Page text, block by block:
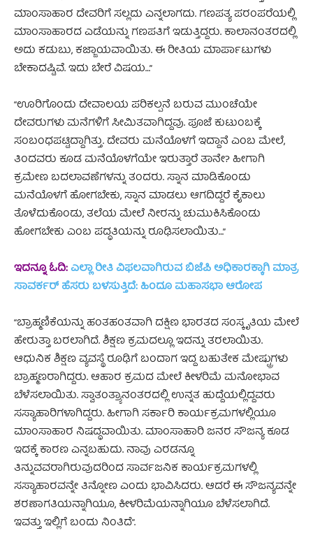
ಮಾಂಸಾಹಾರ ದೇವರಿಗೆ ಸಲ್ಲದು ಎನ್ನಲಾಗದು. ಗಣಪತ್ಯ ಪರಂಪರೆಯಲ್ಲಿ
ಮಾಂಸಾಹಾರದ ಎಡೆಯನ್ನು ಗಣಪತಿಗೆ ಇಡುತ್ತಿದ್ದರು. ಕಾಲಾನಂತರದಲ್ಲಿ
ಅದು ಕಡುಬು, ಕಜ್ಜಾಯವಾಯಿತು. ಈ ರೀತಿಯ ಮಾರ್ಪಾಟುಗಳು
ಬೇಕಾದಷ್ಟಿವೆ. ಇದು ಬೇರೆ ವಿಷಯ…”
“ಊರಿಗೊಂದು ದೇವಾಲಯ ಪರಿಕಲ್ಪನೆ ಬರುವ ಮುಂಚೆಯೇ
ದೇವರುಗಳು ಮನೆಗಳಿಗೆ ಸೀಮಿತವಾಗಿದ್ದವು. ಪೂಜೆ ಕುಟುಂಬಕ್ಕೆ
ಸಂಬಂಧಪಟ್ಟಿದ್ದಾಗಿತ್ತು. ದೇವರು ಮನೆಯೊಳಗೆ ಇದ್ದಾನೆ ಎಂಬ ಮೇಲೆ,
ತಿಂದವರು ಕೂಡ ಮನೆಯೊಳಗೆಯೇ ಇರುತ್ತಾರೆ ತಾನೇ? ಹೀಗಾಗಿ
ಕ್ರಮೇಣ ಬದಲಾವಣೆಗಳನ್ನು ತಂದರು. ಸ್ನಾನ ಮಾಡಿಕೊಂಡು
ಮನೆಯೊಳಗೆ ಹೋಗಬೇಕು, ಸ್ನಾನ ಮಾಡಲು ಆಗದಿದ್ದರೆ ಕೈಕಾಲು
ತೊಳೆದುಕೊಂಡು, ತಲೆಯ ಮೇಲೆ ನೀರನ್ನು ಚುಮುಕಿಸಿಕೊಂಡು
ಹೋಗಬೇಕು ಎಂಬ ಪದ್ಧತಿಯನ್ನು ರೂಢಿಸಲಾಯಿತು…”
ಇದನ್ನೂ ಓದಿ:ಎಲ್ಲಾ ರೀತಿ ವಿಫಲವಾಗಿರುವ ಬಿಜೆಪಿ ಅಧಿಕಾರಕ್ಕಾಗಿ ಮಾತ್ರ
ಸಾವರ್ಕರ್ ಹೆಸರು ಬಳಸುತ್ತಿದೆ: ಹಿಂದೂ ಮಹಾಸಭಾ ಆರೋಪ
“ಬ್ರಾಹ್ಮಣಿಕೆಯನ್ನು ಹಂತಹಂತವಾಗಿ ದಕ್ಷಿಣ ಭಾರತದ ಸಂಸ್ಕೃತಿಯ ಮೇಲೆ
ಹೇರುತ್ತಾ ಬರಲಾಗಿದೆ. ಶಿಕ್ಷಣ ಕ್ರಮದಲ್ಲೂ ಇದನ್ನು ತರಲಾಯಿತು.
ಆಧುನಿಕ ಶಿಕ್ಷಣ ವ್ಯವಸ್ಥೆ ರೂಢಿಗೆ ಬಂದಾಗ ಇದ್ದ ಬಹುತೇಕ ಮೇಷ್ಟ್ರುಗಳು
ಬ್ರಾಹ್ಮಣರಾಗಿದ್ದರು. ಆಹಾರ ಕ್ರಮದ ಮೇಲೆ ಕೀಳರಿಮೆ ಮನೋಭಾವ
ಬೆಳೆಸಲಾಯಿತು. ಸ್ವಾತಂತ್ರ್ಯಾನಂತರದಲ್ಲಿ ಉನ್ನತ ಹುದ್ದೆಯಲ್ಲಿದ್ದವರು
ಸಸ್ಯಾಹಾರಿಗಳಾಗಿದ್ದರು. ಹೀಗಾಗಿ ಸರ್ಕಾರಿ ಕಾರ್ಯಕ್ರಮಗಳಲ್ಲಿಯೂ
ಮಾಂಸಾಹಾರ ನಿಷದ್ಧವಾಯಿತು. ಮಾಂಸಾಹಾರಿ ಜನರ ಸೌಜನ್ಯ ಕೂಡ
ಇದಕ್ಕೆ ಕಾರಣ ಎನ್ನಬಹುದು. ನಾವು ಎರಡನ್ನೂ
ತಿನ್ನುವವರಾಗಿರುವುದರಿಂದ ಸಾರ್ವಜನಿಕ ಕಾರ್ಯಕ್ರಮಗಳಲ್ಲಿ
ಸಸ್ಯಾಹಾರವನ್ನೇ ತಿನ್ನೋಣ ಎಂದು ಭಾವಿಸಿದರು. ಆದರೆ ಈ ಸೌಜನ್ಯವನ್ನೇ
ಶರಣಾಗತಿಯನ್ನಾಗಿಯೂ, ಕೀಳರಿಮೆಯನ್ನಾಗಿಯೂ ಬೆಳೆಸಲಾಗಿದೆ.
ಇವತ್ತು ಇಲ್ಲಿಗೆ ಬಂದು ನಿಂತಿದೆ”.